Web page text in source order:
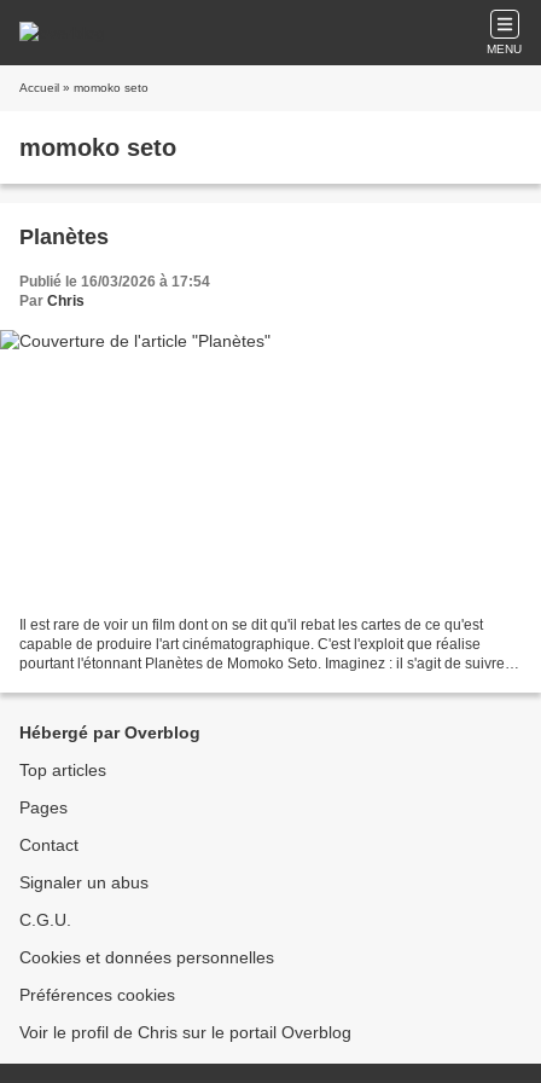
MENU
Accueil » momoko seto
momoko seto
Planètes
Publié le 16/03/2026 à 17:54
Par Chris
Il est rare de voir un film dont on se dit qu'il rebat les cartes de ce qu'est
capable de produire l'art cinématographique. C'est l'exploit que réalise
pourtant l'étonnant Planètes de Momoko Seto. Imaginez : il s'agit de suivre
Hébergé par Overblog
Top articles
Pages
Contact
Signaler un abus
C.G.U.
Cookies et données personnelles
Préférences cookies
Voir le profil de Chris sur le portail Overblog